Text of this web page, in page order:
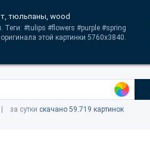
тюльпаны, wood
Теги: #tulips #flowers #purple #spring
этой картинки 5760x3840.
за сутки скачано 59.719 картинок